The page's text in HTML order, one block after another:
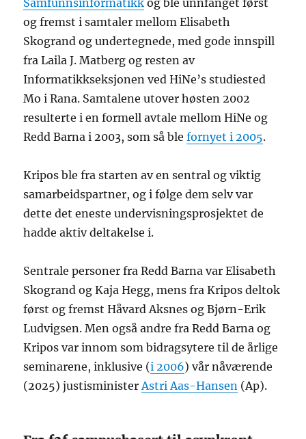
og fremst i samtaler mellom Elisabeth
Skogrand og undertegnede, med gode innspill
fra Laila J. Matberg og resten av
Informatikkseksjonen ved HiNe’s studiested
Mo i Rana. Samtalene utover høsten 2002
resulterte i en formell avtale mellom HiNe og
Redd Barna i 2003, som så blefornyet i 2005.
Kripos ble fra starten av en sentral og viktig
samarbeidspartner, og i følge dem selv var
dette det eneste undervisningsprosjektet de
hadde aktiv deltakelse i.
Sentrale personer fra Redd Barna var Elisabeth
Skogrand og Kaja Hegg, mens fra Kripos deltok
først og fremst Håvard Aksnes og Bjørn-Erik
Ludvigsen. Men også andre fra Redd Barna og
Kripos var innom som bidragsytere til de årlige
seminarene, inklusive (i 2006) vår nåværende
(2025) justisminister Astri Aas-Hansen (Ap).